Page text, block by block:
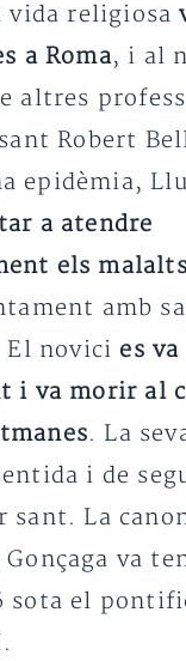
vida religiosa
a Roma, i al
altres
Robert
epidèmia,
a atendre
els malalts
amb
El novici es
i va morir al
. La
i de
sant. La
va
sota el